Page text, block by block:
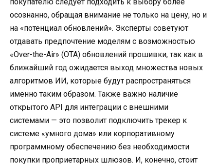
осознанно, обращая внимание не только на цену, но и
на «потенциал обновлений». Эксперты советуют
отдавать предпочтение моделям с возможностью
«Over-the-Air» (OTA) обновлений прошивки, так как в
ближайший год ожидается выход множества новых
алгоритмов ИИ, которые будут распространяться
именно таким образом. Также важно наличие
открытого API для интеграции с внешними
системами — это позволит подключить трекер к
системе «умного дома» или корпоративному
программному обеспечению без необходимости
покупки проприетарных шлюзов. И, конечно, стоит